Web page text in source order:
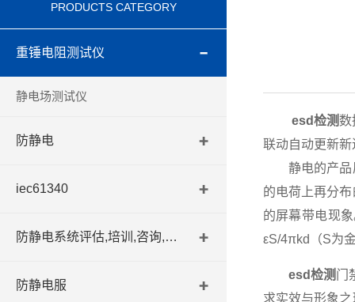
PRODUCTS CATEGORY
重锤电阻测试仪
静电场测试仪
防静电
iec61340
防静电系统评估,培训,咨询,认证
防静电服
esd检测数
联动自动更新
静电的产品原
的电荷上再分
的屏幕带电现
εS/4πkd（S为
esd检测门
求实效与形象